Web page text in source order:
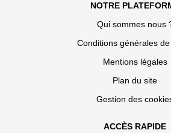
NOTRE
Qui sommes nous
Conditions générales
Mentions légales
Plan du site
Gestion des
ACCÈS RAPIDE